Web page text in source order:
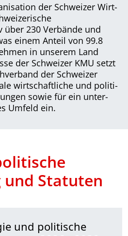
der Schweizer Wirt­
über 230 Verbände und
einem Anteil von 99.8
in unserem Land
der Schweizer KMU setzt
der Schwei­zer
wirtschaftliche und poli­ti­
sowie für ein unter­
Umfeld ein.
und Statuten
und politische